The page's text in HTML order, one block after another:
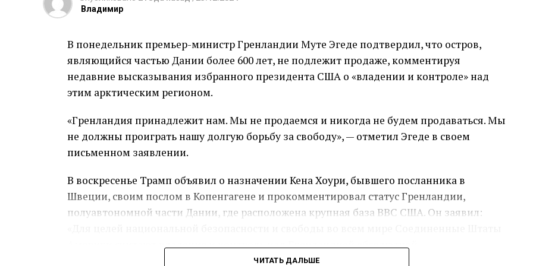
и его целей», — указал Фицо в открытом письме. «Одностороннее прекращение
транзита газа через Украину в сторону Словакии обойдется европейским гражданам,
бизнесу и инфраструктуре в десятки миллиардов».
Владимир
В понедельник премьер-министр Гренландии Муте Эгеде подтвердил, что остров,
являющийся частью Дании более 600 лет, не подлежит продаже, комментируя
недавние высказывания избранного президента США о «владении и контроле» над
этим арктическим регионом.
«Гренландия принадлежит нам. Мы не продаемся и никогда не будем продаваться. Мы
не должны проиграть нашу долгую борьбу за свободу», — отметил Эгеде в своем
письменном заявлении.
В воскресенье Трамп объявил о назначении Кена Хоури, бывшего посланника в
Швеции, своим послом в Копенгагене и прокомментировал статус Гренландии,
полуавтономной части Дании, где расположена крупная база ВВС США. Он заявил:
Америки считают владение и контроль над Гренландией абсолютной
ЧИТАТЬ ДАЛЬШЕ